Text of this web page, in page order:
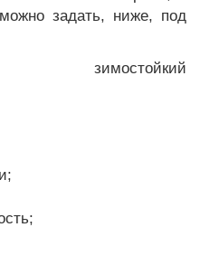
задать, ниже, под